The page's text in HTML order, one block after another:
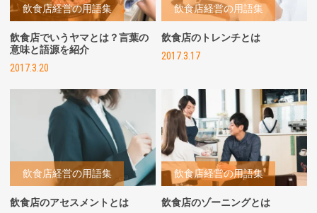
飲食店経営の用語集
飲食店でいうヤマとは？言葉の
意味と語源を紹介
2017.3.20
飲食店経営の用語集
飲食店のトレンチとは
2017.3.17
飲食店経営の用語集
飲食店のアセスメントとは
飲食店経営の用語集
飲食店のゾーニングとは